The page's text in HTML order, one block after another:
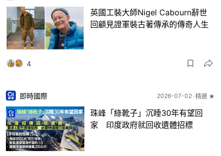
英國工裝大師Nigel Cabourn辭世
回顧見證軍裝古著傳承的傳奇人生
4
即時國際 2026-07-02 精選 ★
珠峰「綠靴子」沉睡30年有望回
家 印度政府就回收遺體招標